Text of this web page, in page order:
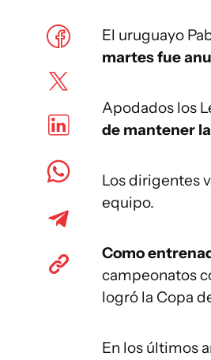
El uruguayo
martes fue
Apodados los
de mantener
Los dirigentes
equipo.
Como
campeonatos
logró la Copa
En los últimos